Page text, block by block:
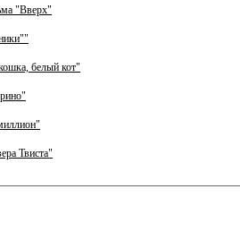
"Вверх"
белый кот"
Твиста"